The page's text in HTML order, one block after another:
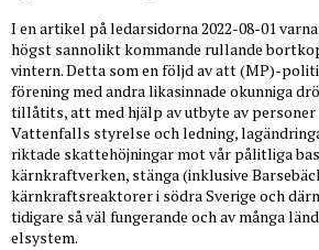
I en artikel på ledarsidorna 2022-08-01
högst sannolikt kommande rullande
vintern. Detta som en följd av att (MP)-
förening med andra likasinnade okunniga
tillåtits, att med hjälp av utbyte av
Vattenfalls styrelse och ledning,
riktade skattehöjningar mot vår pålitliga
kärnkraftverken, stänga (inklusive
kärnkraftsreaktorer i södra Sverige och
tidigare så väl fungerande och av många
elsystem.